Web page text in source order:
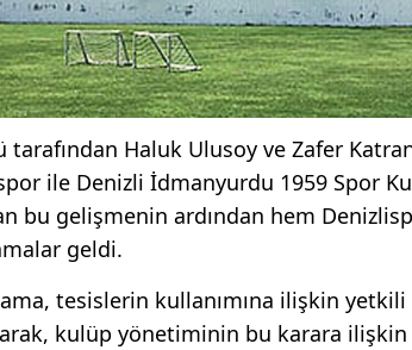
Haluk Ulusoy ve Zafer
ile Denizli İdmanyurdu 1959 Spor
bu gelişmenin ardından hem
geldi.
tesislerin kullanımına ilişkin
kulüp yönetiminin bu karara ilişkin